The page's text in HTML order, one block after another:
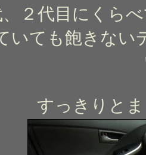
、２代目にくら
いても飽きない
すっきりと